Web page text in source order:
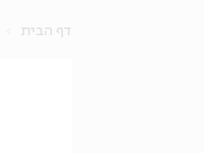
דף הבית